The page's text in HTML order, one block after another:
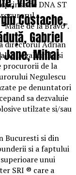
de DNA ST
de la Bravo”.
directorul Adrian
ilegalitatile si
procurorii de la
Negulescu
pe denuntatori
sa dezvaluie
utilzate si/sau
Bucuresti si din
si a faptului
unui
SRI ® care a
Costache,
Gabriel
Jane, Mihai